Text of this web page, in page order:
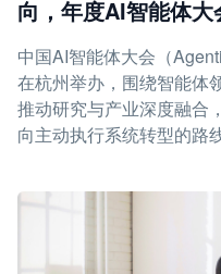
向，年度AI智能体大
中国AI智能体大会（
在杭州举办，围绕智能体
推动研究与产业深度融合
向主动执行系统转型的路